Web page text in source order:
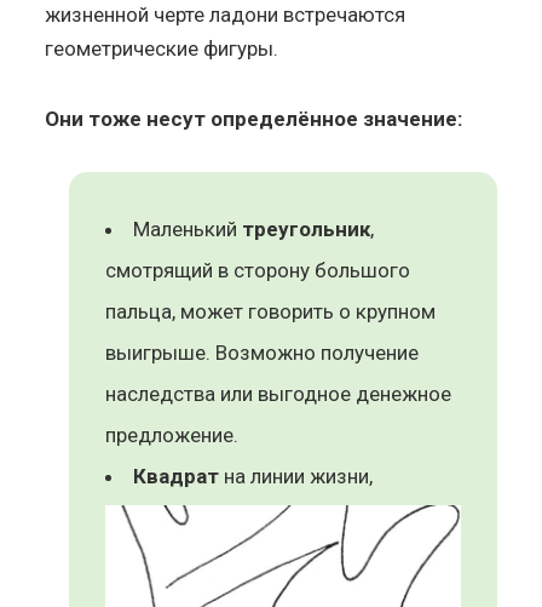
жизненной черте ладони встречаются
геометрические фигуры.
Они тоже несут определённое значение:
Маленький треугольник,
смотрящий в сторону большого
пальца, может говорить о крупном
выигрыше. Возможно получение
наследства или выгодное денежное
предложение.
Квадрат на линии жизни,